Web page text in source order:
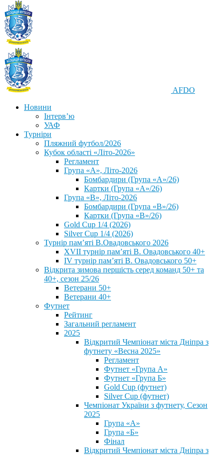
AFDO
Новини
Інтерв’ю
УАФ
Турніри
Пляжний футбол/2026
Кубок області «Літо-2026»
Регламент
Група «А», Літо-2026
Бомбардири (Група «А»/26)
Картки (Група «А»/26)
Група «В», Літо-2026
Бомбардири (Група «В»/26)
Картки (Група «В»/26)
Gold Cup 1/4 (2026)
Silver Cup 1/4 (2026)
Турнір пам’яті В.Овадовського 2026
XVII турнір пам’яті В. Овадовського 40+
IV турнір пам’яті В. Овадовського 50+
Відкрита зимова першість серед команд 50+ та
40+, сезон 25/26
Ветерани 50+
Ветерани 40+
Футнет
Рейтинг
Загальний регламент
2025
Відкритий Чемпіонат міста Дніпра з
футнету «Весна 2025»
Регламент
Футнет «Група А»
Футнет «Група Б»
Gold Cup (футнет)
Silver Cup (футнет)
Чемпіонат України з футнету, Сезон
2025
Група «А»
Група «Б»
Фінал
Відкритий Чемпіонат міста Дніпра з